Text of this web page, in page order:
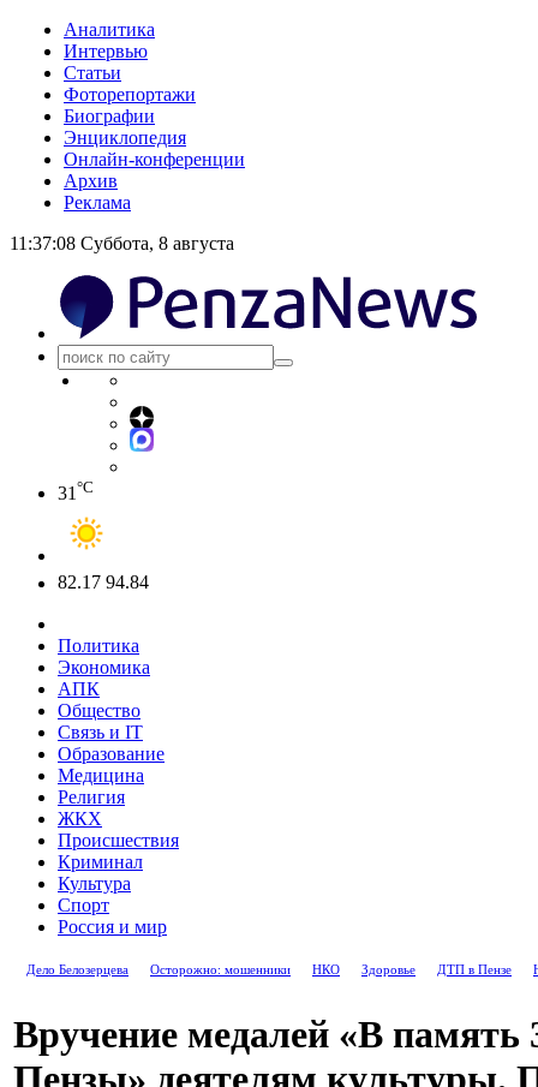
Аналитика
Интервью
Статьи
Фоторепортажи
Биографии
Энциклопедия
Онлайн-конференции
Архив
Реклама
11:37:08 Суббота, 8 августа
31 °C
82.17 94.84
Политика
Экономика
АПК
Общество
Связь и IT
Образование
Медицина
Религия
ЖКХ
Происшествия
Криминал
Культура
Спорт
Россия и мир
Дело Белозерцева Осторожно: мошенники НКО Здоровье ДТП в Пензе
Вручение медалей «В память